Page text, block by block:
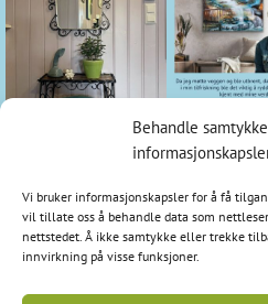
Behandle
Vi bruker informasjonskapsler for å få
vil tillate oss å behandle data som
nettstedet. Å ikke samtykke eller trekke
innvirkning på visse funksjoner.
1798
E-post:
Tlf: 95 97